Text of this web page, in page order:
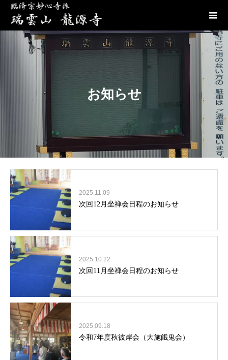
お知らせ
2025.11.09
次回12月坐禅会日程のお知らせ
2025.10.22
次回11月坐禅会日程のお知らせ
2025.09.18
令和7年度秋彼岸会（大施餓鬼会）